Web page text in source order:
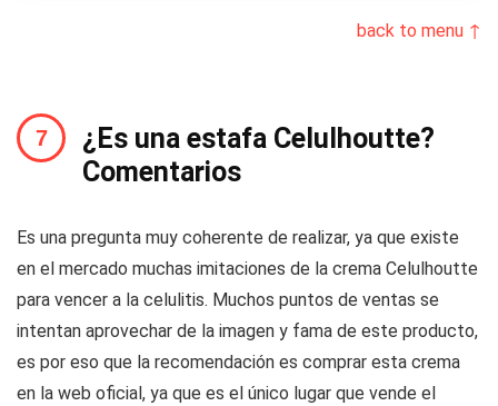
back to menu ↑
¿Es una estafa Celulhoutte?
Comentarios
Es una pregunta muy coherente de realizar, ya que existe
en el mercado muchas imitaciones de la crema Celulhoutte
para vencer a la celulitis. Muchos puntos de ventas se
intentan aprovechar de la imagen y fama de este producto,
es por eso que la recomendación es comprar esta crema
en la web oficial, ya que es el único lugar que vende el